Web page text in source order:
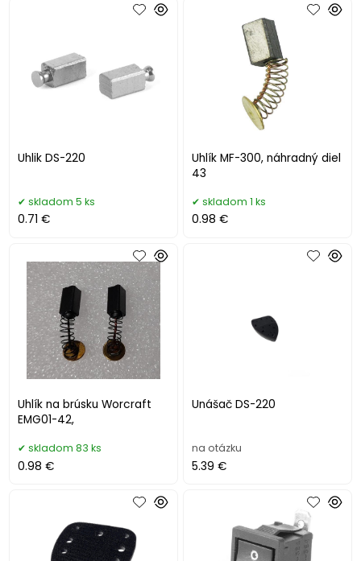
Uhlik DS-220
skladom 5 ks
0.71 €
Uhlík MF-300, náhradný diel
43
skladom 1 ks
0.98 €
Uhlík na brúsku Worcraft
EMG01-42,
skladom 83 ks
0.98 €
Unášač DS-220
na otázku
5.39 €